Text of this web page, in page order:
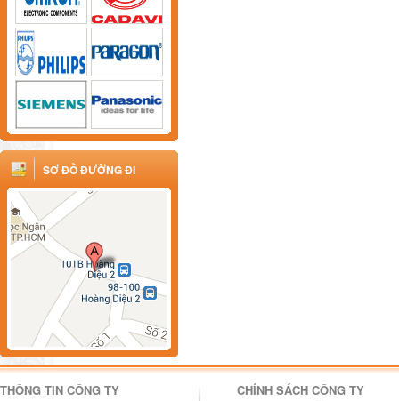
SƠ ĐỒ ĐƯỜNG ĐI
THÔNG TIN CÔNG TY CHÍNH SÁCH CÔNG TY